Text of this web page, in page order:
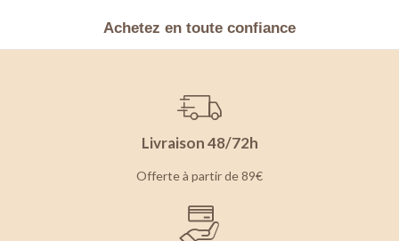
Achetez en toute confiance
Livraison 48/72h
Offerte à partir de 89€